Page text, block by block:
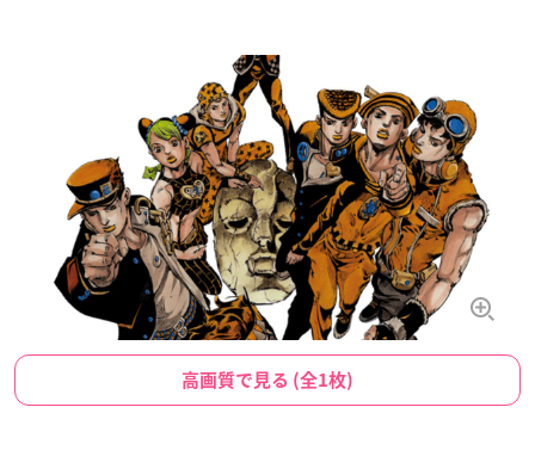
高画質で見る (全1枚)